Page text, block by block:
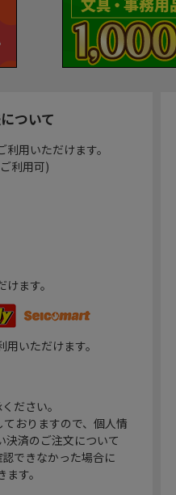
ついて
用いただけます。
利用可)
ます。
いただけます。
ださい。
おりますので、個人情
決済のご注文について
できなかった場合に
す。